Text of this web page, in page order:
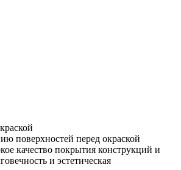
поверхностей перед окраской
качество покрытия конструкций и
и эстетическая